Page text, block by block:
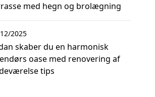
med hegn og brolægning
skaber du en harmonisk
oase med renovering af
tips
2025